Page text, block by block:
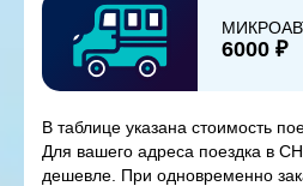
6000 ₽
В таблице указана стоимость
Для вашего адреса поездка в
дешевле. При одновременно